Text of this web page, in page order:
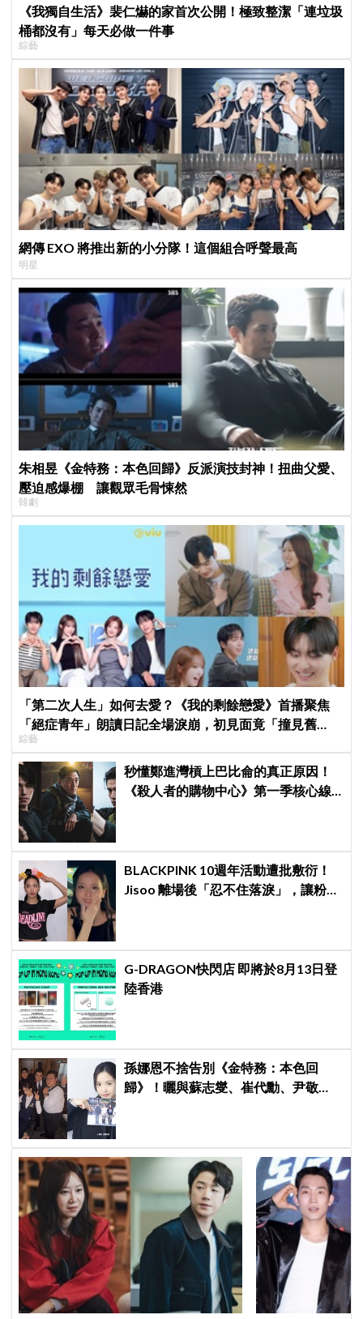
《我獨自生活》裴仁爀的家首次公開！極致整潔「連垃圾
桶都沒有」每天必做一件事
綜藝
網傳 EXO 將推出新的小分隊！這個組合呼聲最高
明星
朱相昱《金特務：本色回歸》反派演技封神！扭曲父愛、
壓迫感爆棚 讓觀眾毛骨悚然
韓劇
「第二次人生」如何去愛？《我的剩餘戀愛》首播聚焦
「絕症青年」朗讀日記全場淚崩，初見面竟「撞見舊
識」！
綜藝
秒懂鄭進灣槓上巴比侖的真正原因！
《殺人者的購物中心》第一季核心線
BLACKPINK 10週年活動遭批敷衍！
Jisoo 離場後「忍不住落淚」，讓粉絲
G-DRAGON快閃店 即將於8月13日登
陸香港
孫娜恩不捨告別《金特務：本色回
歸》！曬與蘇志燮、崔代勳、尹敬